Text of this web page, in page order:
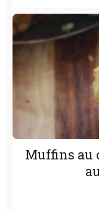
Muffins au